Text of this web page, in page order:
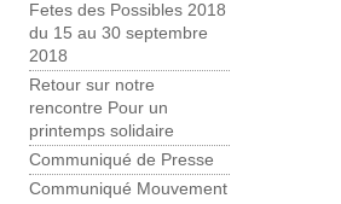
Fetes des Possibles 2018
du 15 au 30 septembre
2018
Retour sur notre
rencontre Pour un
printemps solidaire
Communiqué de Presse
Communiqué Mouvement